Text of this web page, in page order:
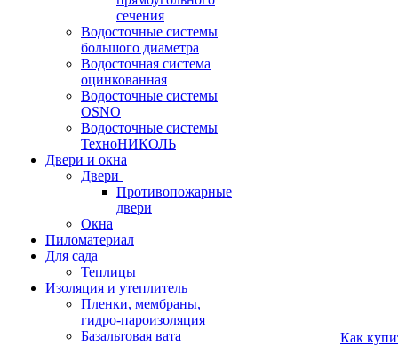
сечения
Водосточные системы
большого диаметра
Водосточная система
оцинкованная
Водосточные системы
OSNO
Водосточные системы
ТехноНИКОЛЬ
Двери и окна
Двери
Противопожарные
двери
Окна
Пиломатериал
Для сада
Теплицы
Изоляция и утеплитель
Пленки, мембраны,
гидро-пароизоляция
Базальтовая вата
Как